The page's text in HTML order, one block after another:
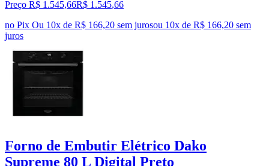
Preço R$ 1.545,66R$ 1.545,66
no Pix Ou 10x de R$ 166,20 sem jurosou 10x de R$ 166,20 sem
juros
Forno de Embutir Elétrico Dako
Supreme 80 L Digital Preto